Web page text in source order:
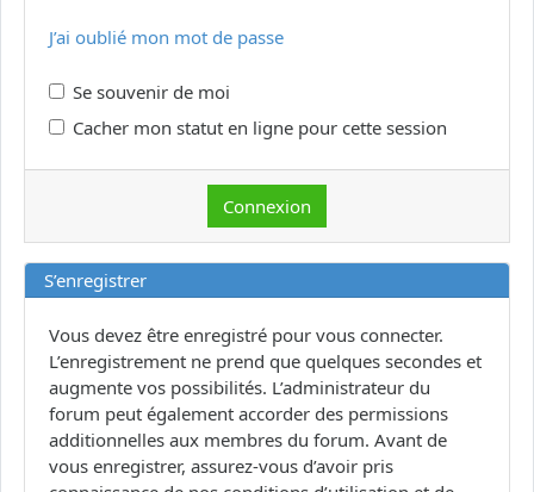
J’ai oublié mon mot de passe
Se souvenir de moi
Cacher mon statut en ligne pour cette session
S’enregistrer
Vous devez être enregistré pour vous connecter.
L’enregistrement ne prend que quelques secondes et
augmente vos possibilités. L’administrateur du
forum peut également accorder des permissions
additionnelles aux membres du forum. Avant de
vous enregistrer, assurez-vous d’avoir pris